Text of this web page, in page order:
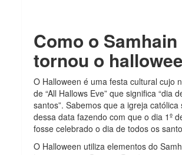
Como o Samhain
tornou o
O Halloween é uma festa cultural cujo
de “All Hallows Eve” que significa “dia
santos”. Sabemos que a igreja católica
dessa data fazendo com que o dia 1º
fosse celebrado o dia de todos os
O Halloween utiliza elementos do